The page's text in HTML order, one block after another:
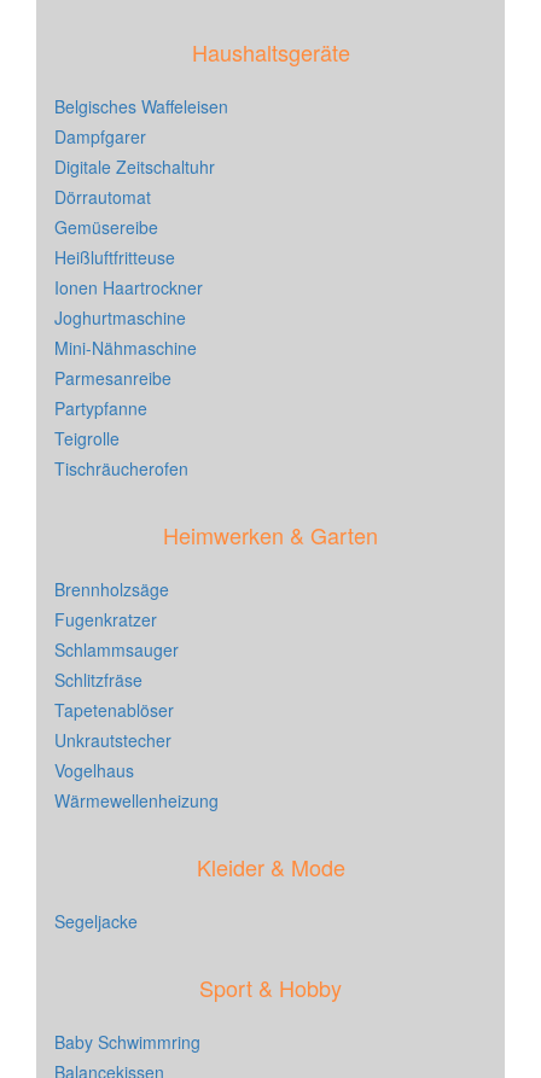
Haushaltsgeräte
Belgisches Waffeleisen
Dampfgarer
Digitale Zeitschaltuhr
Dörrautomat
Gemüsereibe
Heißluftfritteuse
Ionen Haartrockner
Joghurtmaschine
Mini-Nähmaschine
Parmesanreibe
Partypfanne
Teigrolle
Tischräucherofen
Heimwerken & Garten
Brennholzsäge
Fugenkratzer
Schlammsauger
Schlitzfräse
Tapetenablöser
Unkrautstecher
Vogelhaus
Wärmewellenheizung
Kleider & Mode
Segeljacke
Sport & Hobby
Baby Schwimmring
Balancekissen